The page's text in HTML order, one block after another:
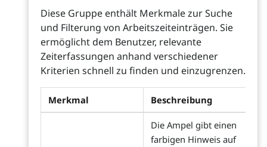
Diese Gruppe enthält Merkmale zur Suche
und Filterung von Arbeitszeiteinträgen. Sie
ermöglicht dem Benutzer, relevante
Zeiterfassungen anhand verschiedener
Kriterien schnell zu finden und einzugrenzen.
Merkmal Beschreibung
Die Ampel gibt einen
farbigen Hinweis auf